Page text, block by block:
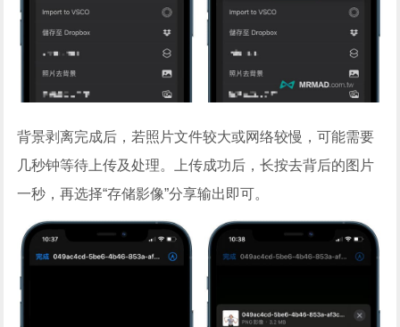
背景剥离完成后，若照片文件较大或网络较慢，可能需要
几秒钟等待上传及处理。上传成功后，长按去背后的图片
一秒，再选择“存储影像”分享输出即可。